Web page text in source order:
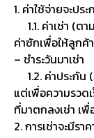
1. ค่าใช้จ่ายจะป
1.1. ค่าเช่า (ตา
ค่าซักเพื่อให้ลูกค้
– ชำระวันมาเช่า
1.2. ค่าประกัน
แต่เพื่อความรวด
ที่มาตกลงเช่า เ
2. การเช่าจะมีร